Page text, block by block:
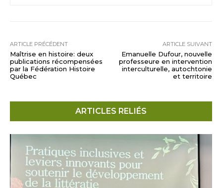
ARTICLE PRÉCÉDENT
Maîtrise en histoire: deux
publications récompensées
par la Fédération Histoire
Québec
ARTICLE SUIVANT
Emanuelle Dufour, nouvelle
professeure en intervention
interculturelle, autochtonie
et territoire
ARTICLES RELIÉS